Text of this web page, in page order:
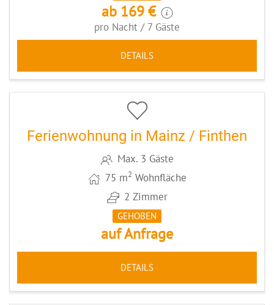
ab 169 €
pro Nacht / 7 Gäste
DETAILS
5 CODE: MZ073
Ferienwohnung in Mainz / Finthen
Max. 3 Gäste
75 m2 Wohnfläche
2 Zimmer
GEHOBEN
auf Anfrage
DETAILS
5 CODE: MZ021